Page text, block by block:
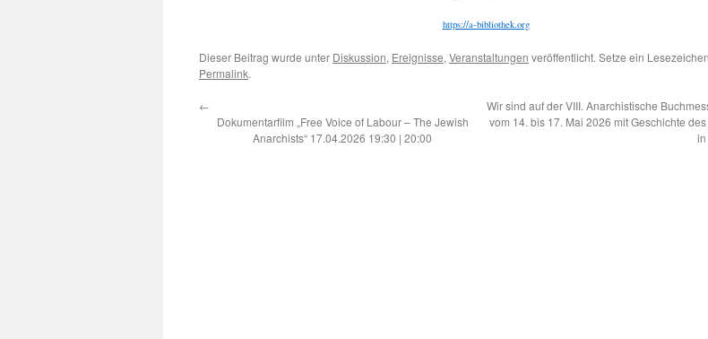
https://a-bibliothek.org
Dieser Beitrag wurde unter Diskussion, Ereignisse, Veranstaltungen veröffentlicht. Setze ein
Permalink.
←
Dokumentarfilm „Free Voice of Labour – The Jewish
Anarchists“ 17.04.2026 19:30 | 20:00
Wir sind auf der VIII. Anarchistische
vom 14. bis 17. Mai 2026 mit Geschichte
in